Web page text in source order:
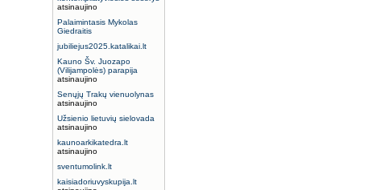
atsinaujino
Palaimintasis Mykolas
Giedraitis
jubiliejus2025.katalikai.lt
Kauno Šv. Juozapo
(Vilijampolės) parapija
atsinaujino
Senųjų Trakų vienuolynas
atsinaujino
Užsienio lietuvių sielovada
atsinaujino
kaunoarkikatedra.lt
atsinaujino
sventumolink.lt
kaisiadoriuvyskupija.lt